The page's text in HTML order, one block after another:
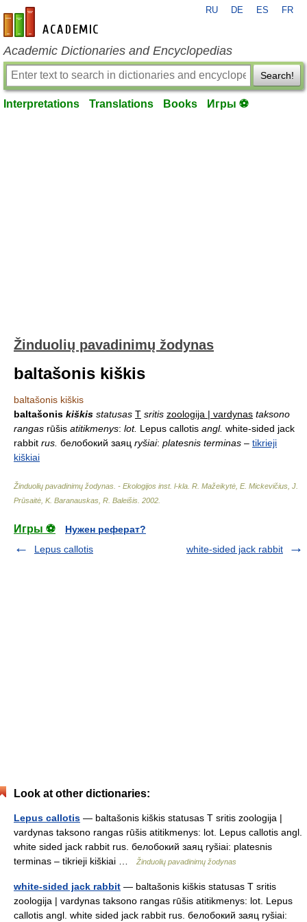
en-academic.com
RU DE ES FR
Academic Dictionaries and Encyclopedias
Search!
Interpretations Translations Books Игры ⚽
Žinduolių pavadinimų žodynas
baltašonis kiškis
baltašonis kiškis
baltašonis kiškis statusas T sritis zoologija | vardynas taksono
rangas rūšis atitikmenys: lot. Lepus callotis angl. white-sided jack
rabbit rus. белобокий заяц ryšiai: platesnis terminas – tikrieji
kiškiai
Žinduolių pavadinimų žodynas. - Ekologijos inst. l-kla R. Mažeikytė, E. Mickevičius, J.
Prūsaitė, K. Baranauskas, R. Baleišis 2002
Игры ⚽
Нужен реферат?
Lepus callotis
white-sided jack rabbit
Look at other dictionaries:
Lepus callotis — baltašonis kiškis statusas T sritis zoologija |
vardynas taksono rangas rūšis atitikmenys: lot. Lepus callotis angl.
white sided jack rabbit rus. белобокий заяц ryšiai: platesnis
terminas – tikrieji kiškiai …
Žinduolių pavadinimų žodynas
white-sided jack rabbit — baltašonis kiškis statusas T sritis
zoologija | vardynas taksono rangas rūšis atitikmenys: lot. Lepus
callotis angl. white sided jack rabbit rus. белобокий заяц ryšiai: